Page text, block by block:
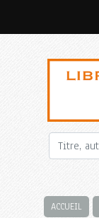
ACCUEIL